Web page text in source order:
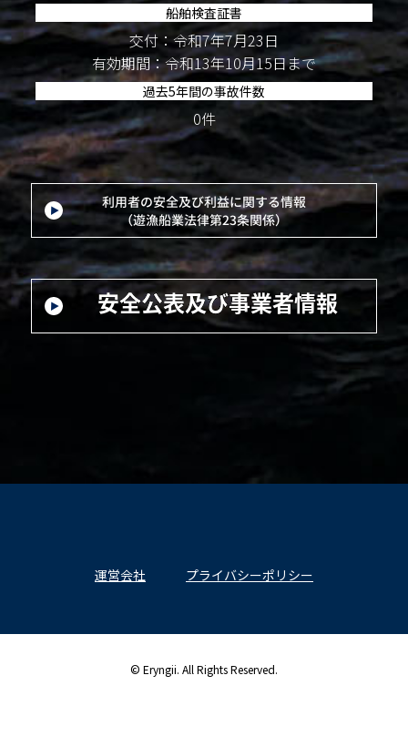
船舶検査証書
交付：令和7年7月23日
有効期間：令和13年10月15日まで
過去5年間の事故件数
0件
運営会社 プライバシーポリシー
© Eryngii. All Rights Reserved.